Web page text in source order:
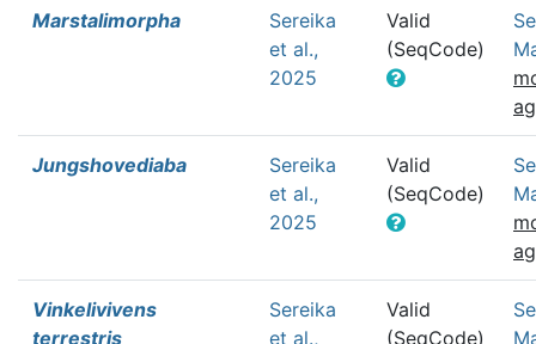
Marstalimorpha
Sereika
et al.,
2025
Valid
(SeqCode)
Jungshovediaba
Sereika
et al.,
2025
Valid
(SeqCode)
Vinkelivivens
terrestris
Sereika
et al.,
Valid
(SeqCode)